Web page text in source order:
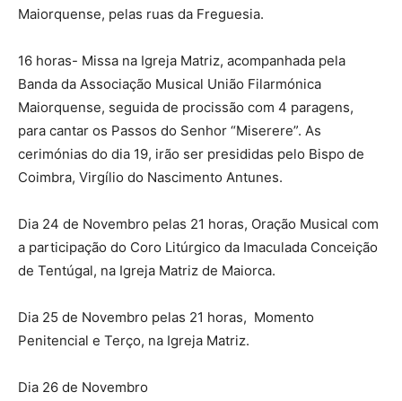
Maiorquense, pelas ruas da Freguesia.
16 horas- Missa na Igreja Matriz, acompanhada pela
Banda da Associação Musical União Filarmónica
Maiorquense, seguida de procissão com 4 paragens,
para cantar os Passos do Senhor “Miserere”. As
cerimónias do dia 19, irão ser presididas pelo Bispo de
Coimbra, Virgílio do Nascimento Antunes.
Dia 24 de Novembro pelas 21 horas, Oração Musical com
a participação do Coro Litúrgico da Imaculada Conceição
de Tentúgal, na Igreja Matriz de Maiorca.
Dia 25 de Novembro pelas 21 horas, Momento
Penitencial e Terço, na Igreja Matriz.
Dia 26 de Novembro